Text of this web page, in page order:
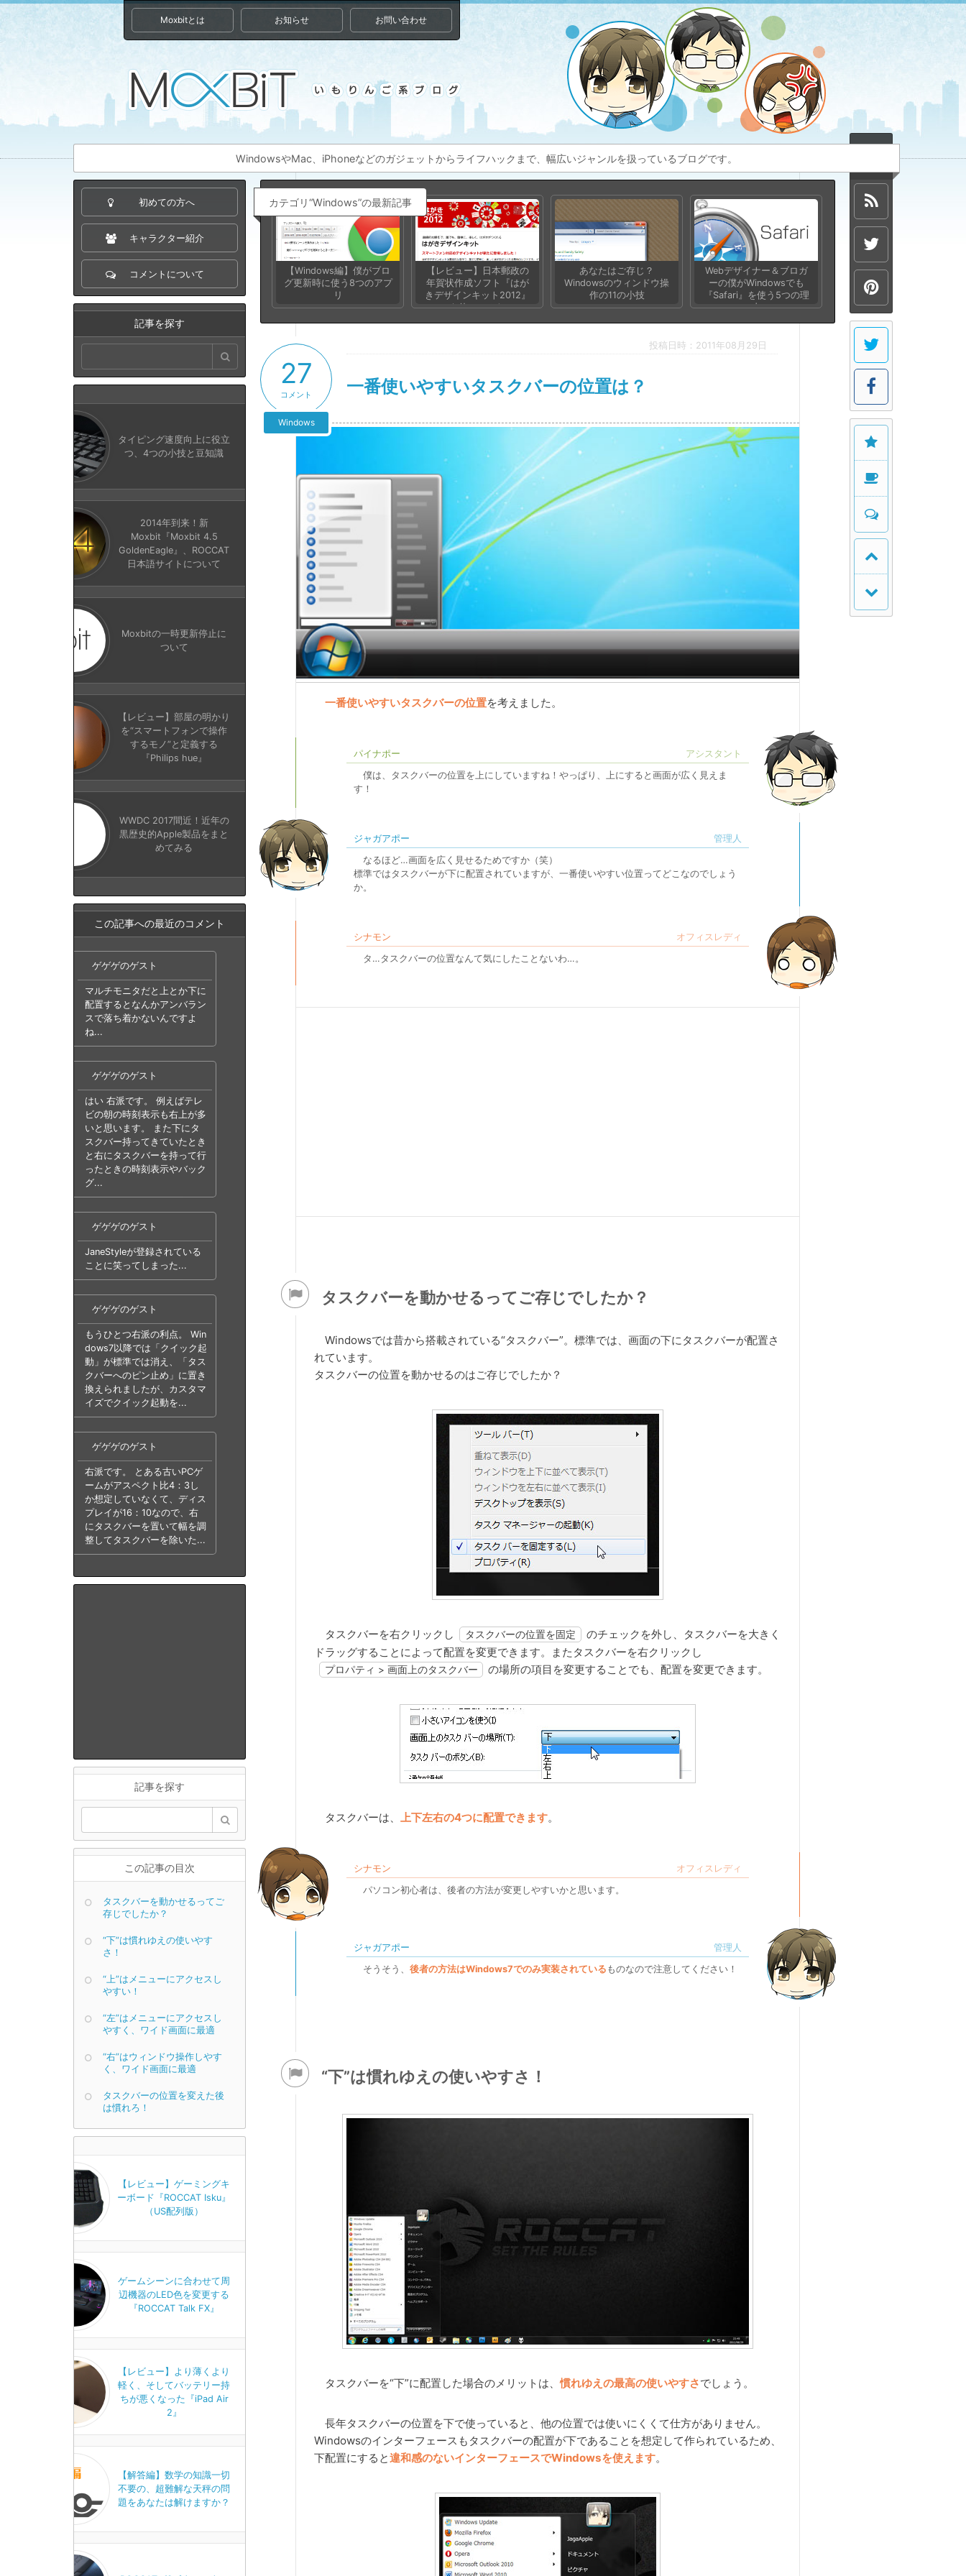
Moxbitとは お知らせ お問い合わせ
WindowsやMac、iPhoneなどのガジェットからライフハックまで、幅広いジャンルを扱っているブログです。
初めての方へ
キャラクター紹介
コメントについて
記事を探す
タイピング速度向上に役立
つ、4つの小技と豆知識
2014年到来！新
Moxbit『Moxbit 4.5
GoldenEagle』、ROCCAT
日本語サイトについて
Moxbitの一時更新停止に
ついて
【レビュー】部屋の明かり
を“スマートフォンで操作
するモノ”と定義する
『Philips hue』
WWDC 2017間近！近年の
黒歴史的Apple製品をまと
めてみる
この記事への最近のコメント
ゲゲゲのゲスト
マルチモニタだと上とか下に
配置するとなんかアンバラン
スで落ち着かないんですよ
ね...
ゲゲゲのゲスト
はい 右派です。 例えばテレ
ビの朝の時刻表示も右上が多
いと思います。 また下にタ
スクバー持ってきていたとき
と右にタスクバーを持って行
ったときの時刻表示やバック
グ...
ゲゲゲのゲスト
JaneStyleが登録されている
ことに笑ってしまった...
ゲゲゲのゲスト
もうひとつ右派の利点。 Win
dows7以降では「クイック起
動」が標準では消え、「タス
クバーへのピン止め」に置き
換えられましたが、カスタマ
イズでクイック起動を...
ゲゲゲのゲスト
右派です。 とある古いPCゲ
ームがアスペクト比4：3し
か想定していなくて、ディス
プレイが16：10なので、右
にタスクバーを置いて幅を調
整してタスクバーを除いた...
記事を探す
この記事の目次
タスクバーを動かせるってご
存じでしたか？
“下”は慣れゆえの使いやす
さ！
“上”はメニューにアクセスし
やすい！
“左”はメニューにアクセスし
やすく、ワイド画面に最適
“右”はウィンドウ操作しやす
く、ワイド画面に最適
タスクバーの位置を変えた後
は慣れろ！
【レビュー】ゲーミングキ
ーボード『ROCCAT Isku』
（US配列版）
ゲームシーンに合わせて周
辺機器のLED色を変更する
『ROCCAT Talk FX』
【レビュー】より薄くより
軽く、そしてバッテリー持
ちが悪くなった『iPad Air
2』
【解答編】数学の知識一切
不要の、超難解な天秤の問
題をあなたは解けますか？
カテゴリ“Windows”の最新記事
【Windows編】僕がブロ
グ更新時に使う8つのアプ
リ
【レビュー】日本郵政の
年賀状作成ソフト『はが
きデザインキット2012』
を使ってみた
あなたはご存じ？
Windowsのウィンドウ操
作の11の小技
Webデザイナー＆ブロガ
ーの僕がWindowsでも
『Safari』を使う5つの理
由
投稿日時：2011年08月29日
一番使いやすいタスクバーの位置は？
27
コメント
Windows
一番使いやすいタスクバーの位置を考えました。
パイナポー
僕は、タスクバーの位置を上にしていますね！やっぱり、上にすると画面が広く見えま
す！
ジャガアポー
なるほど…画面を広く見せるためですか（笑）
標準ではタスクバーが下に配置されていますが、一番使いやすい位置ってどこなのでしょう
か。
シナモン
タ…タスクバーの位置なんて気にしたことないわ…。
タスクバーを動かせるってご存じでしたか？
Windowsでは昔から搭載されている“タスクバー”。標準では、画面の下にタスクバーが配置さ
れています。
タスクバーの位置を動かせるのはご存じでしたか？
タスクバーを右クリックし タスクバーの位置を固定
のチェックを外し、タスクバーを大きく
ドラッグすることによって配置を変更できます。またタスクバーを右クリックし
プロパティ > 画面上のタスクバー の場所の項目を変更することでも、配置を変更できます。
タスクバーは、上下左右の4つに配置できます。
シナモン
パソコン初心者は、後者の方法が変更しやすいかと思います。
ジャガアポー
そうそう、 後者の方法はWindows7でのみ実装されている ものなので注意してください！
“下”は慣れゆえの使いやすさ！
タスクバーを“下”に配置した場合のメリットは、慣れゆえの最高の使いやすさでしょう。
長年タスクバーの位置を下で使っていると、他の位置では使いにくくて仕方がありません。
Windowsのインターフェースもタスクバーの配置が下であることを想定して作られているため、
下配置にすると違和感のないインターフェースでWindowsを使えます。